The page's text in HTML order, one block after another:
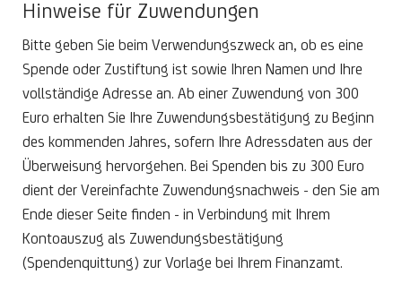
Hinweise für Zuwendungen
Bitte geben Sie beim Verwendungszweck an, ob es eine
Spende oder Zustiftung ist sowie Ihren Namen und Ihre
vollständige Adresse an. Ab einer Zuwendung von 300
Euro erhalten Sie Ihre Zuwendungsbestätigung zu Beginn
des kommenden Jahres, sofern Ihre Adressdaten aus der
Überweisung hervorgehen. Bei Spenden bis zu 300 Euro
dient der Vereinfachte Zuwendungsnachweis - den Sie am
Ende dieser Seite finden - in Verbindung mit Ihrem
Kontoauszug als Zuwendungsbestätigung
(Spendenquittung) zur Vorlage bei Ihrem Finanzamt.